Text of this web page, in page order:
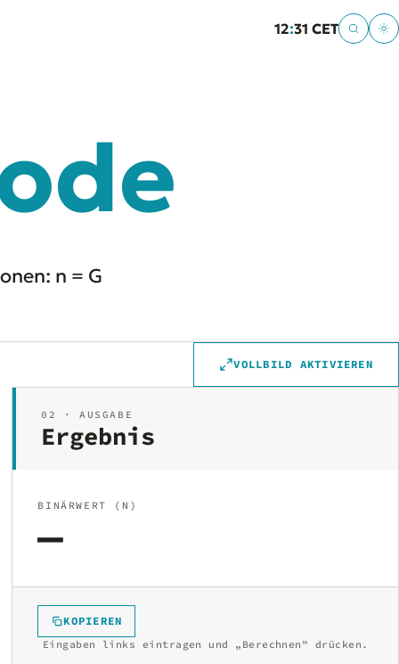
12:31 CET
n = G
VOLLBILD AKTIVIEREN
02 · AUSGABE
Ergebnis
BINÄRWERT (N)
—
KOPIEREN
Eingaben links eintragen und „Berechnen" drücken.